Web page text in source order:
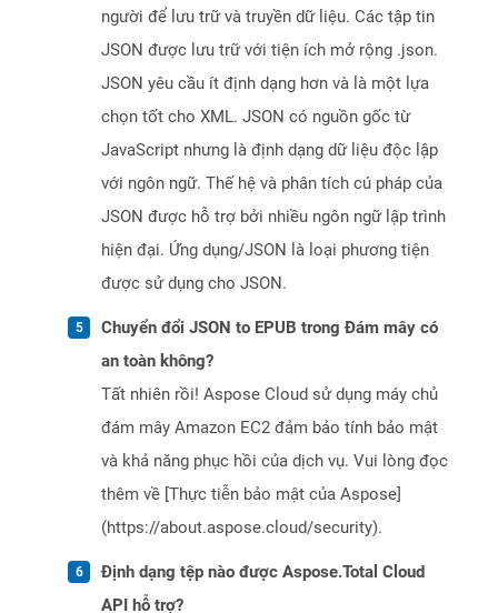
người để lưu trữ và truyền dữ liệu. Các tập tin
JSON được lưu trữ với tiện ích mở rộng .json.
JSON yêu cầu ít định dạng hơn và là một lựa
chọn tốt cho XML. JSON có nguồn gốc từ
JavaScript nhưng là định dạng dữ liệu độc lập
với ngôn ngữ. Thế hệ và phân tích cú pháp của
JSON được hỗ trợ bởi nhiều ngôn ngữ lập trình
hiện đại. Ứng dụng/JSON là loại phương tiện
được sử dụng cho JSON.
Chuyển đổi JSON to EPUB trong Đám mây có
an toàn không?
Tất nhiên rồi! Aspose Cloud sử dụng máy chủ
đám mây Amazon EC2 đảm bảo tính bảo mật
và khả năng phục hồi của dịch vụ. Vui lòng đọc
thêm về [Thực tiễn bảo mật của Aspose]
(https://about.aspose.cloud/security).
Định dạng tệp nào được Aspose.Total Cloud
API hỗ trợ?